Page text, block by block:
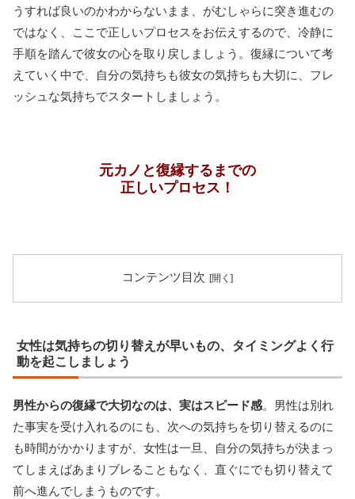
うすれば良いのかわからないまま、がむしゃらに突き進むの
ではなく、ここで正しいプロセスをお伝えするので、冷静に
手順を踏んで彼女の心を取り戻しましょう。復縁について考
えていく中で、自分の気持ちも彼女の気持ちも大切に、フレ
ッシュな気持ちでスタートしましょう。
元カノと復縁するまでの
正しいプロセス！
コンテンツ目次
女性は気持ちの切り替えが早いもの、タイミングよく行
動を起こしましょう
男性からの復縁で大切なのは、実はスピード感。男性は別れ
た事実を受け入れるのにも、次への気持ちを切り替えるのに
も時間がかかりますが、女性は一旦、自分の気持ちが決まっ
てしまえばあまりブレることもなく、直ぐにでも切り替えて
前へ進んでしまうものです。